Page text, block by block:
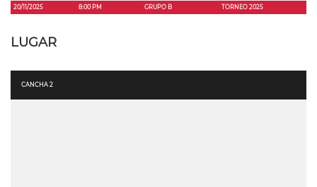
20/11/2025
8:00 PM GRUPO B TORNEO 2025
LUGAR
CANCHA 2